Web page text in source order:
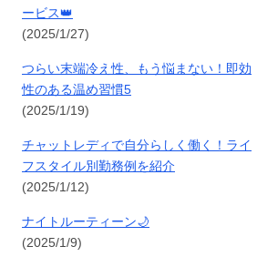
ービス👑
(2025/1/27)
つらい末端冷え性、もう悩まない！即効
性のある温め習慣5
(2025/1/19)
チャットレディで自分らしく働く！ライ
フスタイル別勤務例を紹介
(2025/1/12)
ナイトルーティーン🌙
(2025/1/9)